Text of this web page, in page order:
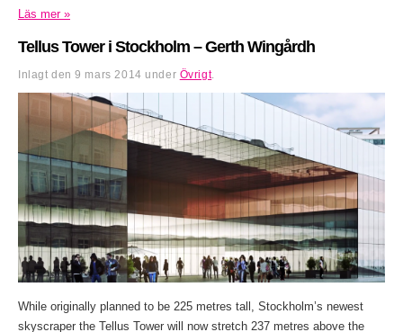
Läs mer »
Tellus Tower i Stockholm – Gerth Wingårdh
Inlagt den9 mars 2014 under Övrigt.
While originally planned to be 225 metres tall, Stockholm’s newest
skyscraper the Tellus Tower will now stretch 237 metres above the